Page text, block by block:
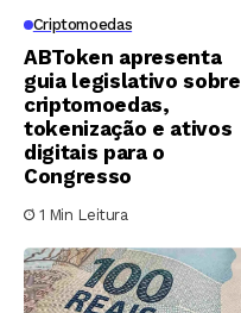
Criptomoedas
ABToken apresenta
guia legislativo sobre
criptomoedas,
tokenização e ativos
digitais para o
Congresso
1 Min Leitura